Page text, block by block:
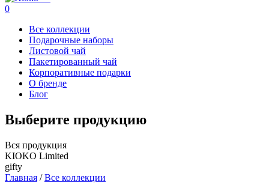
0
Все коллекции
Подарочные наборы
Листовой чай
Пакетированный чай
Корпоративные подарки
О бренде
Блог
Выберите продукцию
Вся продукция
KIOKO Limited
gifty
Главная /Все коллекции